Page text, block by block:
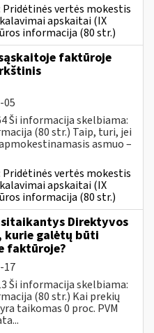
Pridėtinės vertės mokestis
apskaitai (IX
informacija (80 str.)
faktūroje
05
Ši informacija skelbiama:
(80 str.) Taip, turi, jei
asmuo –
Pridėtinės vertės mokestis
apskaitai (IX
informacija (80 str.)
Direktyvos
kurie galėtų būti
faktūroje?
17
Ši informacija skelbiama:
(80 str.) Kai prekių
taikomas 0 proc. PVM